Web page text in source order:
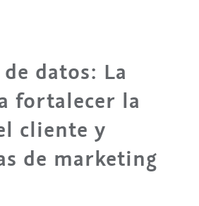
datos: La
fortalecer la
cliente y
de marketing